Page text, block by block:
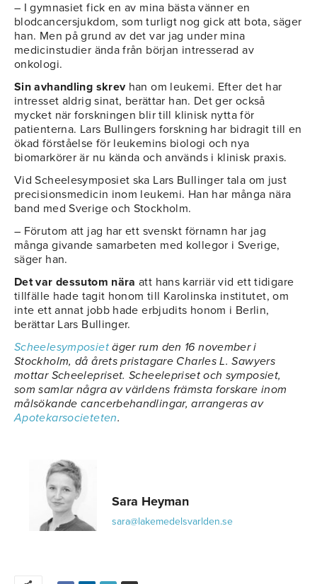
– I gymnasiet fick en av mina bästa vänner en
blodcancersjukdom, som turligt nog gick att bota, säger
han. Men på grund av det var jag under mina
medicinstudier ända från början intresserad av
onkologi.
Sin avhandling skrevhan om leukemi. Efter det har
intresset aldrig sinat, berättar han. Det ger också
mycket när forskningen blir till klinisk nytta för
patienterna. Lars Bullingers forskning har bidragit till en
ökad förståelse för leukemins biologi och nya
biomarkörer är nu kända och används i klinisk praxis.
Vid Scheelesymposiet ska Lars Bullinger tala om just
precisionsmedicin inom leukemi. Han har många nära
band med Sverige och Stockholm.
– Förutom att jag har ett svenskt förnamn har jag
många givande samarbeten med kollegor i Sverige,
säger han.
Det var dessutom nära att hans karriär vid ett tidigare
tillfälle hade tagit honom till Karolinska institutet, om
inte ett annat jobb hade erbjudits honom i Berlin,
berättar Lars Bullinger.
Scheelesymposietäger rum den 16 november i
Stockholm, då årets pristagare Charles L. Sawyers
mottar Scheelepriset. Scheelepriset och symposiet,
som samlar några av världens främsta forskare inom
målsökande cancerbehandlingar, arrangeras av
Apotekarsocieteten.
Sara Heyman
sara@lakemedelsvarlden.se